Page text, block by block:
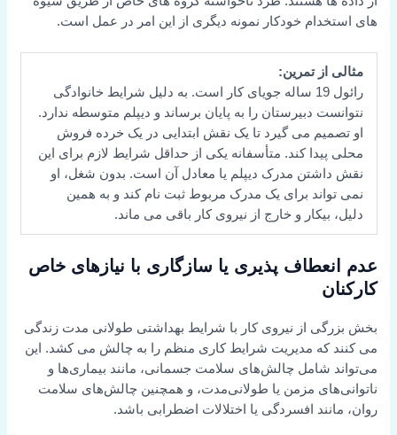
های استخدام خودکار نمونه دیگری از این امر در عمل است.
مثالی از تمرین:
رائول 19 ساله جویای کار است. به دلیل شرایط خانوادگی
نتوانست دبیرستان را به پایان برساند و دیپلم متوسطه ندارد.
او تصمیم می گیرد تا یک نقش ابتدایی در یک خرده فروش
محلی پیدا کند. متأسفانه یکی از حداقل شرایط لازم برای این
نقش داشتن مدرک دیپلم یا معادل آن است. بدون شغل، او
نمی تواند برای یک مدرک مربوط ثبت نام کند و به همین
دلیل، بیکار و خارج از نیروی کار باقی می ماند.
عدم انعطاف پذیری یا سازگاری با نیازهای خاص
کارکنان
بخش بزرگی از نیروی کار با شرایط بهداشتی طولانی مدت زندگی
می کنند که مدیریت شرایط کاری منظم را به چالش می کشد. این
می‌تواند شامل چالش‌های سلامت جسمانی، مانند بیماری‌ها و
ناتوانی‌های مزمن یا طولانی‌مدت، و همچنین چالش‌های سلامت
روان، مانند افسردگی یا اختلالات اضطرابی باشد.